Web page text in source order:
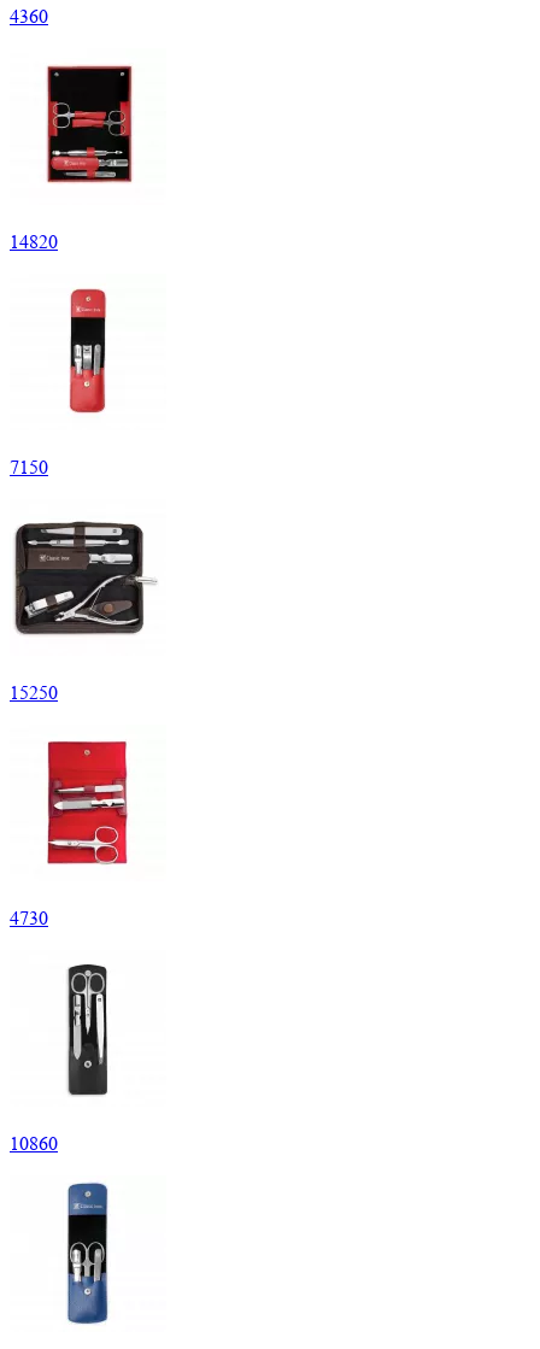
4360
14820
7150
15250
4730
10860